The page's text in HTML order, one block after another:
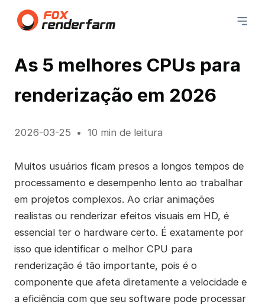
As 5 melhores CPUs para
renderização em 2026
2026-03-25 10 min de leitura
Muitos usuários ficam presos a longos tempos de
processamento e desempenho lento ao trabalhar
em projetos complexos. Ao criar animações
realistas ou renderizar efeitos visuais em HD, é
essencial ter o hardware certo. É exatamente por
isso que identificar o melhor CPU para
renderização é tão importante, pois é o
componente que afeta diretamente a velocidade e
a eficiência com que seu software pode processar